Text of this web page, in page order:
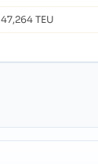
47,264 TEU